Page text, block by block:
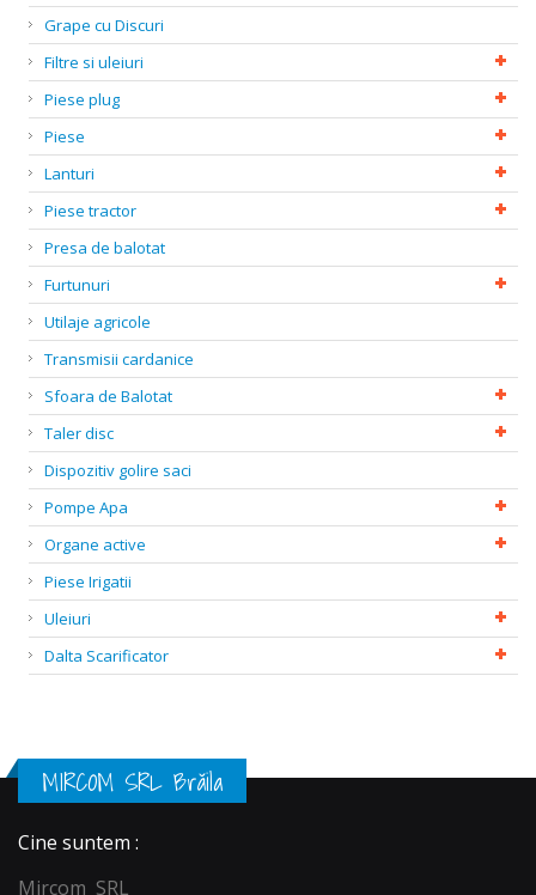
Grape cu Discuri
Filtre si uleiuri
Piese plug
Piese
Lanturi
Piese tractor
Presa de balotat
Furtunuri
Utilaje agricole
Transmisii cardanice
Sfoara de Balotat
Taler disc
Dispozitiv golire saci
Pompe Apa
Organe active
Piese Irigatii
Uleiuri
Dalta Scarificator
MIRCOM SRL Brăila
Cine suntem :
Mircom SRL